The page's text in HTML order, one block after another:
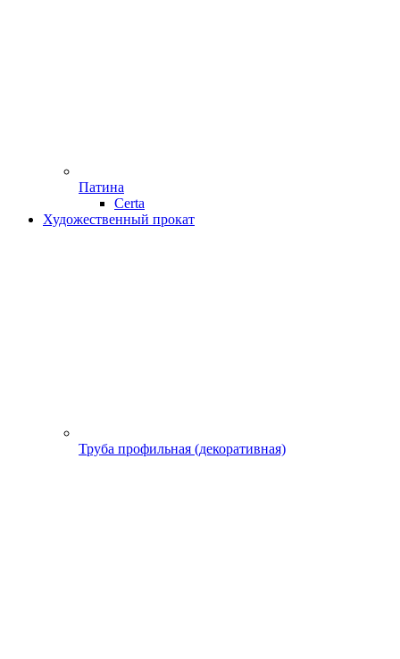
Патина
Certa
Художественный прокат
Труба профильная (декоративная)